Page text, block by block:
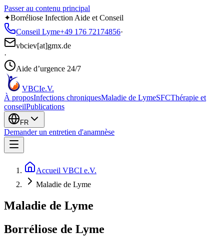
Passer au contenu principal
✦Borréliose Infection Aide et Conseil
Conseil Lyme+49 176 72174856·
vbciev[at]gmx.de
·
Aide d’urgence 24/7
VBCIe.V.
À proposInfections chroniquesMaladie de LymeSFCThérapie et
conseilPublications
FR
Demander un entretien d'anamnèse
Accueil VBCI e.V.
Maladie de Lyme
Maladie de Lyme
Borréliose de Lyme